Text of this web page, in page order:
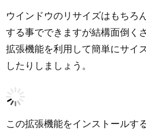
ウインドウのリサイズはもちろ
する事でできますが結構面倒く
拡張機能を利用して簡単にサイ
したりしましょう。
この拡張機能をインストールす